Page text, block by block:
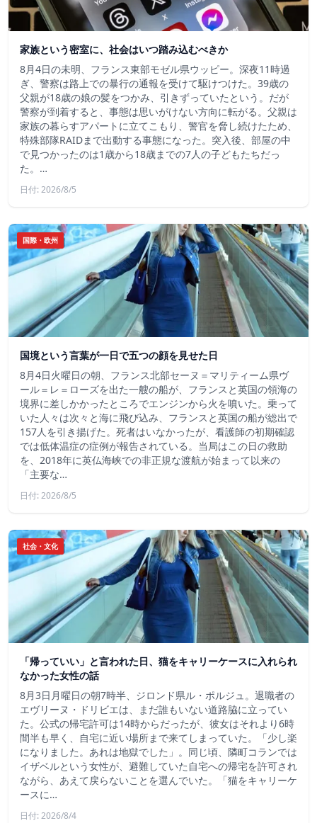
家族という密室に、社会はいつ踏み込むべきか
8月4日の未明、フランス東部モゼル県ウッピー。深夜11時過
ぎ、警察は路上での暴行の通報を受けて駆けつけた。39歳の
父親が18歳の娘の髪をつかみ、引きずっていたという。だが
警察が到着すると、事態は思いがけない方向に転がる。父親は
家族の暮らすアパートに立てこもり、警官を脅し続けたため、
特殊部隊RAIDまで出動する事態になった。突入後、部屋の中
で見つかったのは1歳から18歳までの7人の子どもたちだっ
た。…
日付: 2026/8/5
国際・欧州
国境という言葉が一日で五つの顔を見せた日
8月4日火曜日の朝、フランス北部セーヌ＝マリティーム県ヴ
ール＝レ＝ローズを出た一艘の船が、フランスと英国の領海の
境界に差しかかったところでエンジンから火を噴いた。乗って
いた人々は次々と海に飛び込み、フランスと英国の船が総出で
157人を引き揚げた。死者はいなかったが、看護師の初期確認
では低体温症の症例が報告されている。当局はこの日の救助
を、2018年に英仏海峡での非正規な渡航が始まって以来の
「主要な…
日付: 2026/8/5
社会・文化
「帰っていい」と言われた日、猫をキャリーケースに入れられ
なかった女性の話
8月3日月曜日の朝7時半、ジロンド県ル・ポルジュ。退職者の
エヴリーヌ・ドリビエは、まだ誰もいない道路脇に立ってい
た。公式の帰宅許可は14時からだったが、彼女はそれより6時
間半も早く、自宅に近い場所まで来てしまっていた。「少し楽
になりました。あれは地獄でした」。同じ頃、隣町コランでは
イザベルという女性が、避難していた自宅への帰宅を許可され
ながら、あえて戻らないことを選んでいた。「猫をキャリーケ
ースに…
日付: 2026/8/4